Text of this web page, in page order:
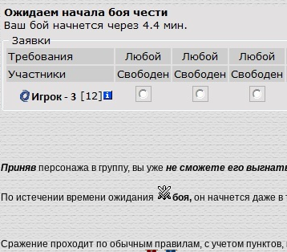
Принявперсонажа в группу, вы уже не сможете его
По истечении времени ожидания боя, он начнется даже в
Сражение проходит по обычным правилам, с учетом